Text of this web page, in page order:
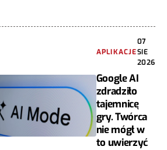
APLIKACJE
07
SIE
2026
Google AI
zdradziło
tajemnicę
gry. Twórca
nie mógł w
to uwierzyć